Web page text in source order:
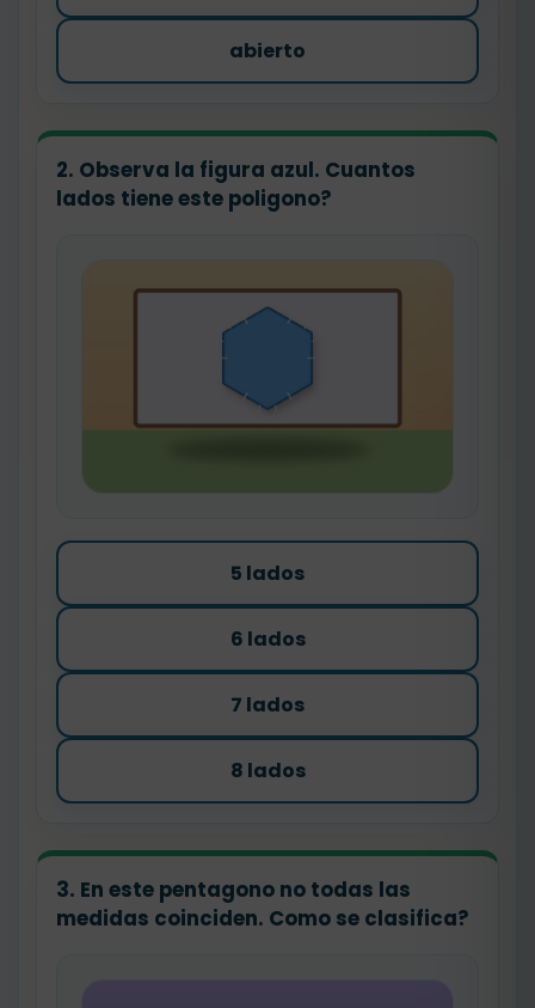
abierto
2. Observa la figura azul. Cuantos
lados tiene este poligono?
5 lados
6 lados
7 lados
8 lados
3. En este pentagono no todas las
medidas coinciden. Como se clasifica?